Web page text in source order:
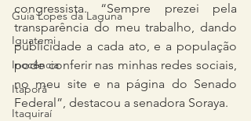
Guia Lopes da Laguna
Iguatemi
Inocência
Itaporã
Itaquiraí
congressista. “Sempre prezei pela
transparência do meu trabalho, dando
publicidade a cada ato, e a população
pode conferir nas minhas redes sociais,
no meu site e na página do Senado
Federal”, destacou a senadora Soraya.